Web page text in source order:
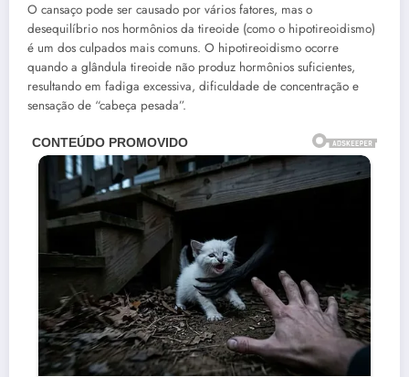
O cansaço pode ser causado por vários fatores, mas o
desequilíbrio nos hormônios da tireoide (como o hipotireoidismo)
é um dos culpados mais comuns. O hipotireoidismo ocorre
quando a glândula tireoide não produz hormônios suficientes,
resultando em fadiga excessiva, dificuldade de concentração e
sensação de “cabeça pesada”.